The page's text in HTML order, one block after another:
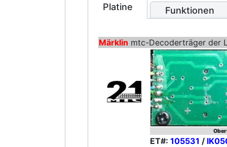
Platine Funktionen
Märklin mtc-Decoderträger der
ET#: 105531 /